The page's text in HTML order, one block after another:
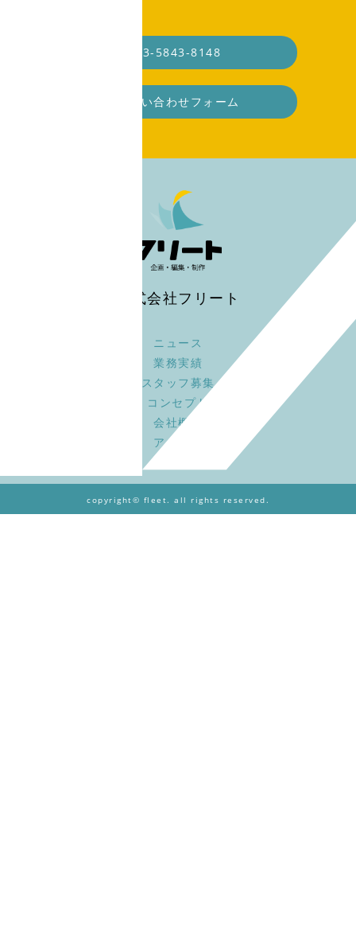
03-5843-8148
お問い合わせフォーム
株式会社フリート
ニュース
業務実績
スタッフ募集
コンセプト
会社概要
アクセス
copyright© fleet. all rights reserved.